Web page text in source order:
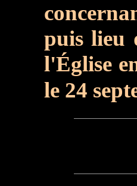
puis lieu
l'Église
le 24